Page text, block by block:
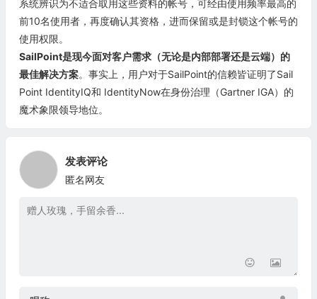
系统辨识为不适合取用这些资料的帐号，可经由使用频率最高的
前10名使用者，再度确认其资格，进而保留或是封锁这个帐号的
使用权限。
SailPoint是现今面对客户需求（无论是内部部署还是云端）的
最佳解决方案。事实上，用户对于SailPoint的信赖皆证明了Sail
Point IdentityIQ和 IdentityNow在身份治理（Gartner IGA）的
魔术象限领导地位。
发表评论
匿名网友